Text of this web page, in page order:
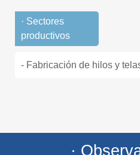
· Sectores
productivos
- Fabricación de hilos y
·